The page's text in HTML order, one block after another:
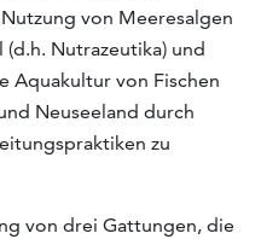
von Meeresalgen
Nutrazeutika) und
Aquakultur von Fischen
Neuseeland durch
zu
von drei Gattungen, die